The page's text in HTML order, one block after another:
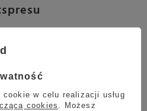
komorą ze stali nierdzewnej.
kawy,
także przy dużym obciążeniu.
w celu realizacji usług
cookies . Możesz